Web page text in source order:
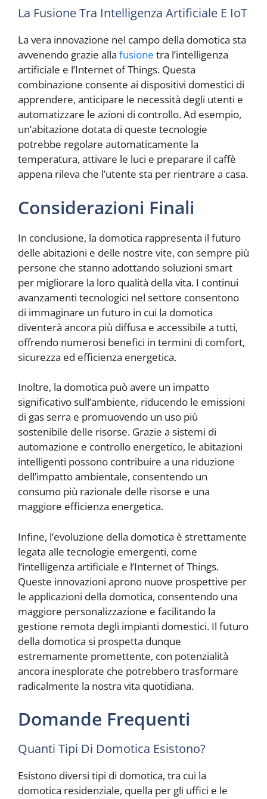
La Fusione Tra Intelligenza Artificiale E IoT
La vera innovazione nel campo della domotica sta
avvenendo grazie alla fusione tra l’intelligenza
artificiale e l’Internet of Things. Questa
combinazione consente ai dispositivi domestici di
apprendere, anticipare le necessità degli utenti e
automatizzare le azioni di controllo. Ad esempio,
un’abitazione dotata di queste tecnologie
potrebbe regolare automaticamente la
temperatura, attivare le luci e preparare il caffè
appena rileva che l’utente sta per rientrare a casa.
Considerazioni Finali
In conclusione, la domotica rappresenta il futuro
delle abitazioni e delle nostre vite, con sempre più
persone che stanno adottando soluzioni smart
per migliorare la loro qualità della vita. I continui
avanzamenti tecnologici nel settore consentono
di immaginare un futuro in cui la domotica
diventerà ancora più diffusa e accessibile a tutti,
offrendo numerosi benefici in termini di comfort,
sicurezza ed efficienza energetica.
Inoltre, la domotica può avere un impatto
significativo sull’ambiente, riducendo le emissioni
di gas serra e promuovendo un uso più
sostenibile delle risorse. Grazie a sistemi di
automazione e controllo energetico, le abitazioni
intelligenti possono contribuire a una riduzione
dell’impatto ambientale, consentendo un
consumo più razionale delle risorse e una
maggiore efficienza energetica.
Infine, l’evoluzione della domotica è strettamente
legata alle tecnologie emergenti, come
l’intelligenza artificiale e l’Internet of Things.
Queste innovazioni aprono nuove prospettive per
le applicazioni della domotica, consentendo una
maggiore personalizzazione e facilitando la
gestione remota degli impianti domestici. Il futuro
della domotica si prospetta dunque
estremamente promettente, con potenzialità
ancora inesplorate che potrebbero trasformare
radicalmente la nostra vita quotidiana.
Domande Frequenti
Quanti Tipi Di Domotica Esistono?
Esistono diversi tipi di domotica, tra cui la
domotica residenziale, quella per gli uffici e le